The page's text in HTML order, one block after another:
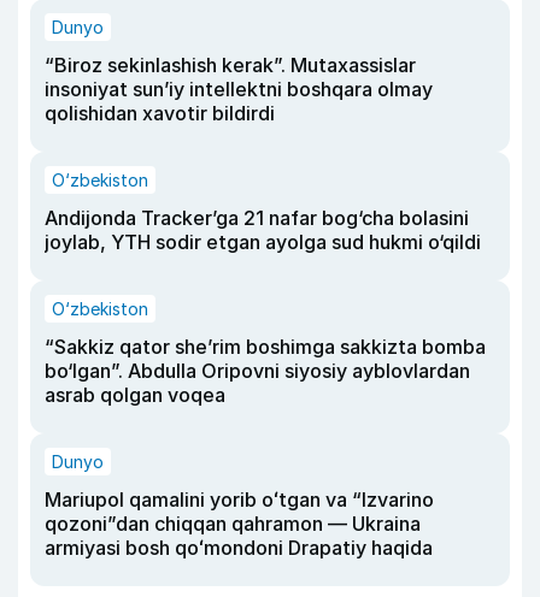
Dunyo
“Biroz sekinlashish kerak”. Mutaxassislar
insoniyat sun’iy intellektni boshqara olmay
qolishidan xavotir bildirdi
O‘zbekiston
Andijonda Tracker’ga 21 nafar bog‘cha bolasini
joylab, YTH sodir etgan ayolga sud hukmi o‘qildi
O‘zbekiston
“Sakkiz qator she’rim boshimga sakkizta bomba
bo‘lgan”. Abdulla Oripovni siyosiy ayblovlardan
asrab qolgan voqea
Dunyo
Mariupol qamalini yorib oʻtgan va “Izvarino
qozoni”dan chiqqan qahramon — Ukraina
armiyasi bosh qoʻmondoni Drapatiy haqida